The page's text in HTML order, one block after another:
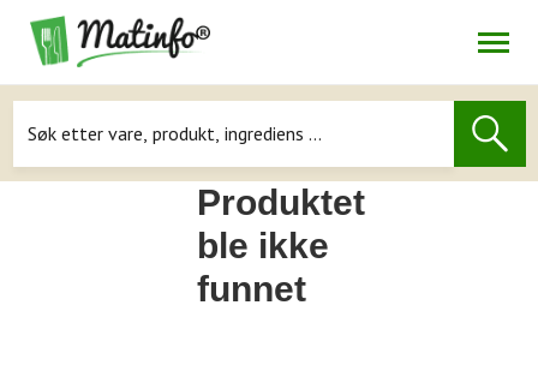
Navigasjon
Produktet
ble ikke
funnet